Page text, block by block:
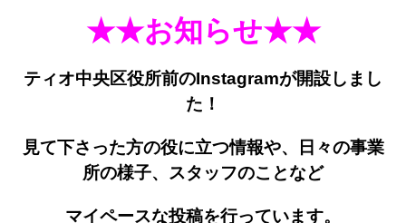
★★お知らせ★★
ティオ中央区役所前のInstagramが開設しまし
た！
見て下さった方の役に立つ情報や、日々の事業
所の様子、スタッフのことなど
マイペースな投稿を行っています。